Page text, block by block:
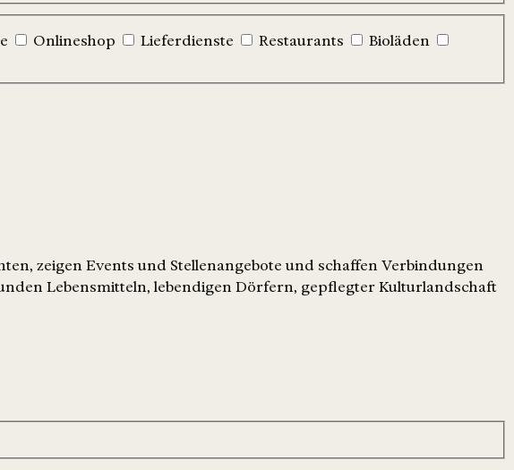
Onlineshop Lieferdienste Restaurants
Bioläden
zeigen Events und Stellenangebote und schaffen Verbindungen
Lebensmitteln, lebendigen Dörfern, gepflegter Kulturlandschaft